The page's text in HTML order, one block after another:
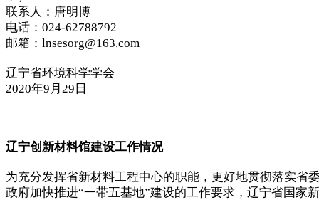
联系人：唐明博
电话：024-62788792
邮箱：lnsesorg@163.com
辽宁省环境科学学会
2020年9月29日
辽宁创新材料馆建设工作情况
为充分发挥省新材料工程中心的职能，更好地贯彻落实省
政府加快推进“一带五基地”建设的工作要求，辽宁省国家